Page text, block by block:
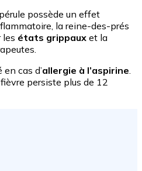
possède un effet
la reine-des-prés
les états grippaux et la
cas d’allergie à l’aspirine.
persiste plus de 12